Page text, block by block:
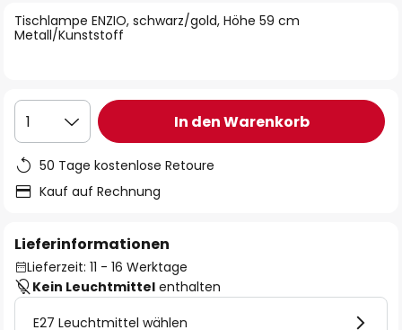
Tischlampe ENZIO, schwarz/gold, Höhe 59 cm
Metall/Kunststoff
1 In den Warenkorb
50 Tage kostenlose Retoure
Kauf auf Rechnung
Lieferinformationen
Lieferzeit: 11 - 16 Werktage
Kein Leuchtmittel enthalten
E27 Leuchtmittel wählen